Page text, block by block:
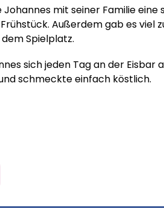
mit seiner Familie eine
Außerdem gab es viel
Spielplatz.
sich jeden Tag an der Eisbar
schmeckte einfach köstlich.